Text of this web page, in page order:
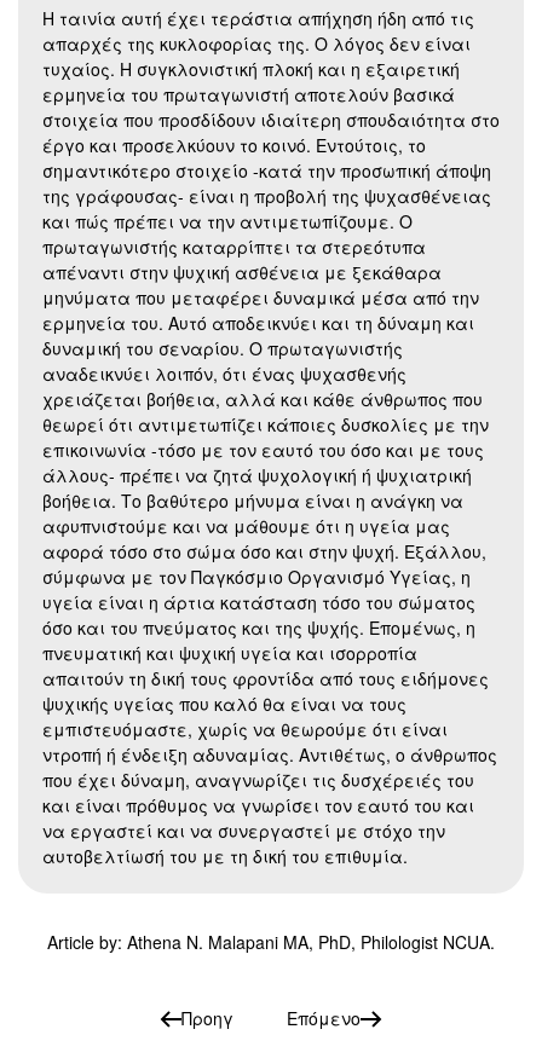
Η ταινία αυτή έχει τεράστια απήχηση ήδη από τις
απαρχές της κυκλοφορίας της. Ο λόγος δεν είναι
τυχαίος. Η συγκλονιστική πλοκή και η εξαιρετική
ερμηνεία του πρωταγωνιστή αποτελούν βασικά
στοιχεία που προσδίδουν ιδιαίτερη σπουδαιότητα στο
έργο και προσελκύουν το κοινό. Εντούτοις, το
σημαντικότερο στοιχείο -κατά την προσωπική άποψη
της γράφουσας- είναι η προβολή της ψυχασθένειας
και πώς πρέπει να την αντιμετωπίζουμε. Ο
πρωταγωνιστής καταρρίπτει τα στερεότυπα
απέναντι στην ψυχική ασθένεια με ξεκάθαρα
μηνύματα που μεταφέρει δυναμικά μέσα από την
ερμηνεία του. Αυτό αποδεικνύει και τη δύναμη και
δυναμική του σεναρίου. Ο πρωταγωνιστής
αναδεικνύει λοιπόν, ότι ένας ψυχασθενής
χρειάζεται βοήθεια, αλλά και κάθε άνθρωπος που
θεωρεί ότι αντιμετωπίζει κάποιες δυσκολίες με την
επικοινωνία -τόσο με τον εαυτό του όσο και με τους
άλλους- πρέπει να ζητά ψυχολογική ή ψυχιατρική
βοήθεια. Το βαθύτερο μήνυμα είναι η ανάγκη να
αφυπνιστούμε και να μάθουμε ότι η υγεία μας
αφορά τόσο στο σώμα όσο και στην ψυχή. Εξάλλου,
σύμφωνα με τον Παγκόσμιο Οργανισμό Υγείας, η
υγεία είναι η άρτια κατάσταση τόσο του σώματος
όσο και του πνεύματος και της ψυχής. Επομένως, η
πνευματική και ψυχική υγεία και ισορροπία
απαιτούν τη δική τους φροντίδα από τους ειδήμονες
ψυχικής υγείας που καλό θα είναι να τους
εμπιστευόμαστε, χωρίς να θεωρούμε ότι είναι
ντροπή ή ένδειξη αδυναμίας. Αντιθέτως, ο άνθρωπος
που έχει δύναμη, αναγνωρίζει τις δυσχέρειές του
και είναι πρόθυμος να γνωρίσει τον εαυτό του και
να εργαστεί και να συνεργαστεί με στόχο την
αυτοβελτίωσή του με τη δική του επιθυμία.
Article by: Athena N. Malapani MA, PhD, Philologist NCUA.
Προηγ Επόμενο